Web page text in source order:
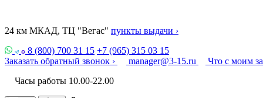
24 км МКАД, ТЦ "Вегас" пункты выдачи ›
8 (800) 700 31 15 +7 (965) 315 03 15
Заказать обратный звонок ›
manager@3-15.ru
Что с моим
Часы работы 10.00-22.00